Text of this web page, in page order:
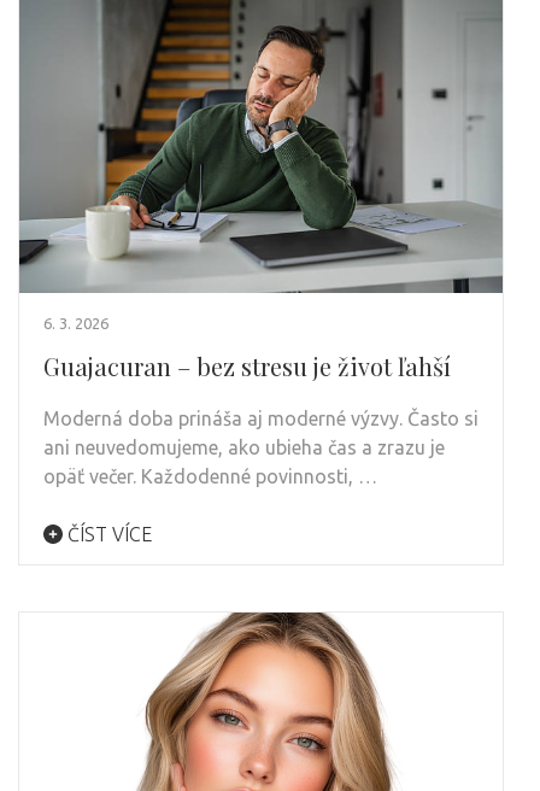
6. 3. 2026
Guajacuran – bez stresu je život ľahší
Moderná doba prináša aj moderné výzvy. Často si
ani neuvedomujeme, ako ubieha čas a zrazu je
opäť večer. Každodenné povinnosti, …
ČÍST VÍCE